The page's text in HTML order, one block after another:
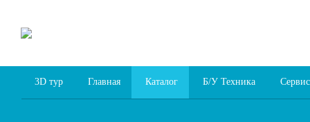
3D тур Главная Каталог Б/У Техника Сервис